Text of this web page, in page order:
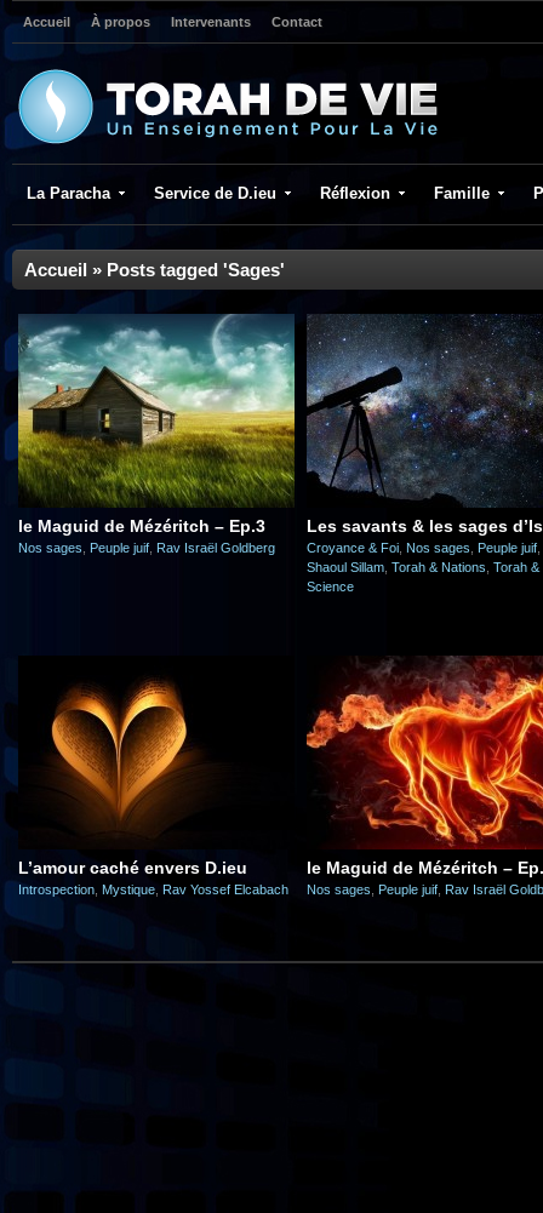
Accueil À propos Intervenants Contact
La Paracha Service de D.ieu Réflexion Famille
Accueil » Posts tagged 'Sages'
le Maguid de Mézéritch – Ep.3
Nos sages Peuple juif Rav Israël Goldberg
Les savants & les sages
Croyance & Foi Nos sages Peuple juif
Shaoul Sillam Torah & Nations Torah &
Science
L’amour caché envers D.ieu
Introspection Mystique Rav Yossef Elcabach
le Maguid de Mézéritch –
Nos sages Peuple juif Rav Israël